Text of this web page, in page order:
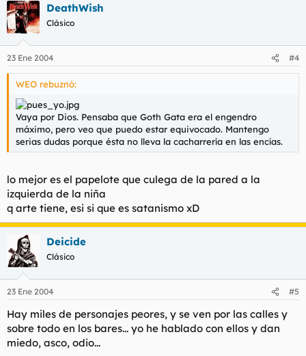
DeathWish
Clásico
23 Ene 2004 #4
WEO rebuznó:
Vaya por Dios. Pensaba que Goth Gata era el engendro
máximo, pero veo que puedo estar equivocado. Mantengo
serias dudas porque ésta no lleva la cacharrería en las encías.
lo mejor es el papelote que culega de la pared a la
izquierda de la niña
q arte tiene, esi si que es satanismo xD
Deicide
Clásico
23 Ene 2004 #5
Hay miles de personajes peores, y se ven por las calles y
sobre todo en los bares... yo he hablado con ellos y dan
miedo, asco, odio...